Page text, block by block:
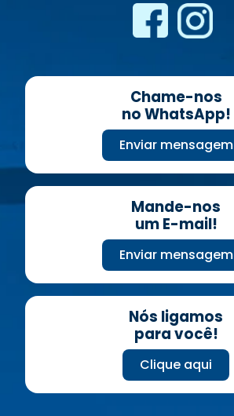
Chame-nos
no WhatsApp!
Enviar mensagem
Mande-nos
um E-mail!
Enviar mensagem
Nós ligamos
para você!
Clique aqui